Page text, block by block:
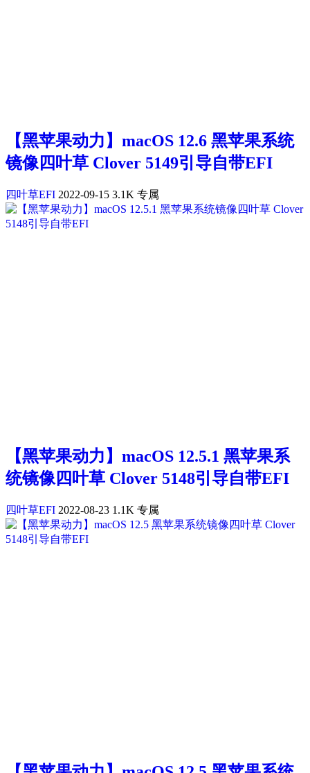
【黑苹果动力】macOS 12.6 黑苹果系统
镜像四叶草 Clover 5149引导自带EFI
四叶草EFI 2022-09-15 3.1K 专属
【黑苹果动力】macOS 12.5.1 黑苹果系
统镜像四叶草 Clover 5148引导自带EFI
四叶草EFI 2022-08-23 1.1K 专属